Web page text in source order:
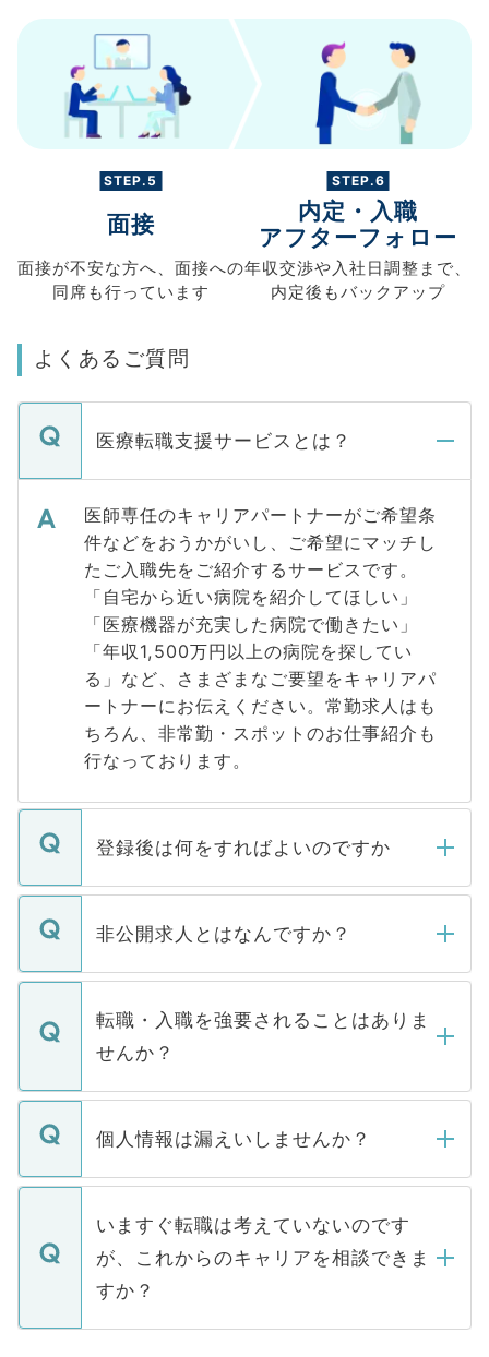
STEP.5
面接
面接が不安な方へ、 面接への
同席も行っています
STEP.6
内定・入職
アフターフォロー
年収交渉や入社日調整まで、
内定後もバックアップ
よくあるご質問
医療転職支援サービスとは？
医師専任のキャリアパートナーがご希望条
件などをおうかがいし、ご希望にマッチし
たご入職先をご紹介するサービスです。
「自宅から近い病院を紹介してほしい」
「医療機器が充実した病院で働きたい」
「年収1,500万円以上の病院を探してい
る」など、さまざまなご要望をキャリアパ
ートナーにお伝えください。常勤求人はも
ちろん、非常勤・スポットのお仕事紹介も
行なっております。
登録後は何をすればよいのですか
ご登録いただきましたら、弊社担当者がご
登録内容を確認し、その後メールもしくは
ます。通常、5営業日以内にはご連絡をせて
いただきますので、しばらくお待ちくださ
非公開求人とはなんですか？
マイナビDOCTORで取り扱っている求人の
うち約3割は、Webサイトからご覧いただ
けない「非公開求人」です。非公開求人は
下記の理由によって、一般には公開してい
ません。
■応募殺到を避けるため 人気のある医療機
関を公にしてしまうと、応募が殺到する場
に、医療機関が求める条件に合った人材の
みを人材紹介会社に依頼するケースが増え
ています。
転職・入職を強要されることはありま
せんか？
転職・入職を強要することは一切ありませ
ん。また、仮に応募先から内定をいただい
定を承諾する必要はありません。内定先へ
の辞退の連絡はキャリアパートナーが行い
個人情報は漏えいしませんか？
個人情報が漏えいすることはありませんの
で、ご安心ください。当サイトからの登録
などで収集したご登録者様の個人情報は、
ご本人のキャリアアップおよび転職活動の
支援を目的に使用いたします。お預かりし
ているすべての個人データはご本人の許可
いますぐ転職は考えていないのです
が、これからのキャリアを相談できま
すか？